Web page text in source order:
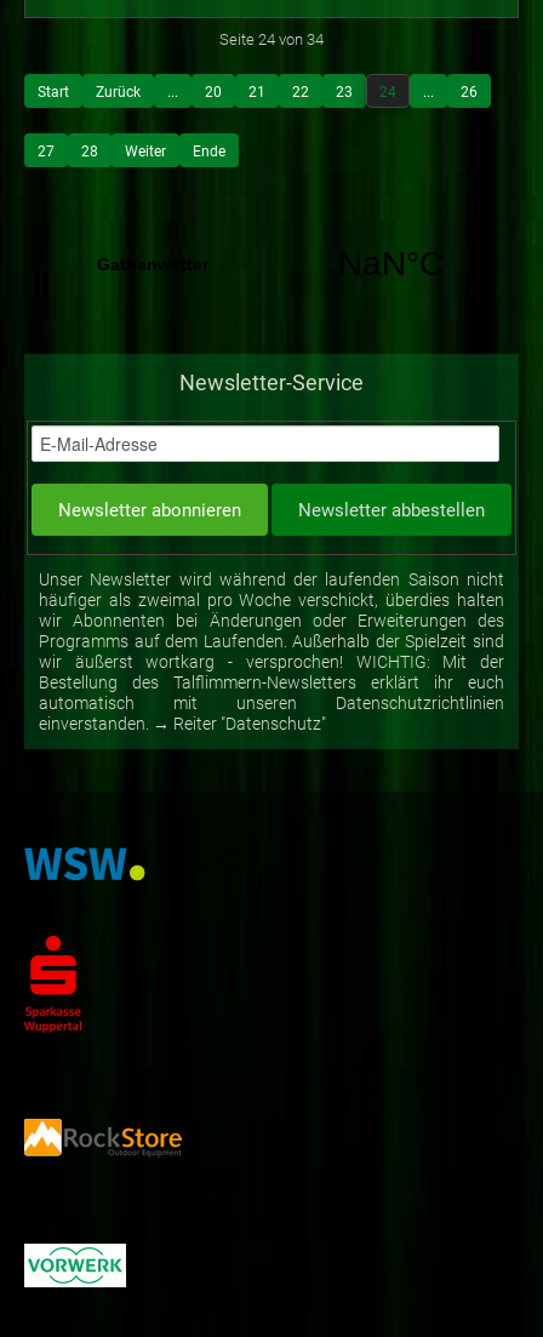
Seite 24 von 34
Start Zurück ... 20 21 22 23 24 ... 26
27 28 Weiter Ende
Newsletter-Service
Unser Newsletter wird während der laufenden Saison nicht
häufiger als zweimal pro Woche verschickt, überdies halten
wir Abonnenten bei Änderungen oder Erweiterungen des
Programms auf dem Laufenden. Außerhalb der Spielzeit sind
wir äußerst wortkarg - versprochen! WICHTIG: Mit der
Bestellung des Talflimmern-Newsletters erklärt ihr euch
automatisch mit unseren Datenschutzrichtlinien
einverstanden. → Reiter "Datenschutz"